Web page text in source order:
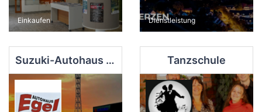
Einkaufen Dienstleistung
Suzuki-Autohaus Gerald Egel Tanzschule